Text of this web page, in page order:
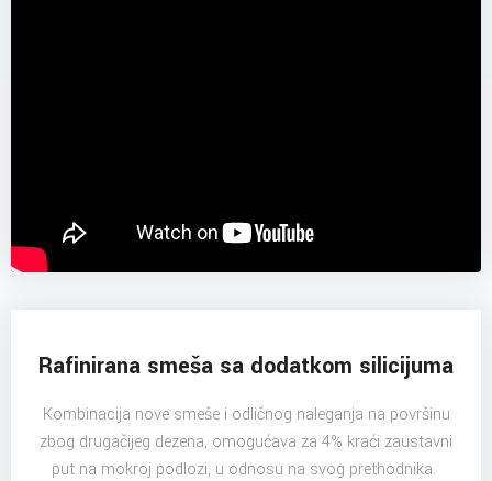
Rafinirana smeša sa dodatkom silicijuma
Kombinacija nove smeše i odličnog naleganja na površinu
zbog drugačijeg dezena, omogućava za 4% kraći zaustavni
put na mokroj podlozi, u odnosu na svog prethodnika.